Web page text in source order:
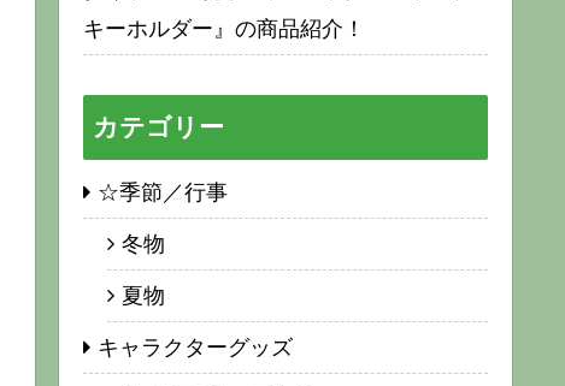
キーホルダー』の商品紹介！
カテゴリー
☆季節／行事
冬物
夏物
キャラクターグッズ